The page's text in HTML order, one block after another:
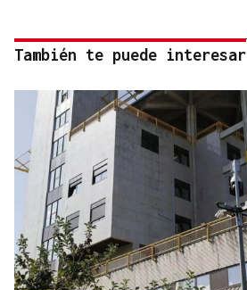
También te puede interesar